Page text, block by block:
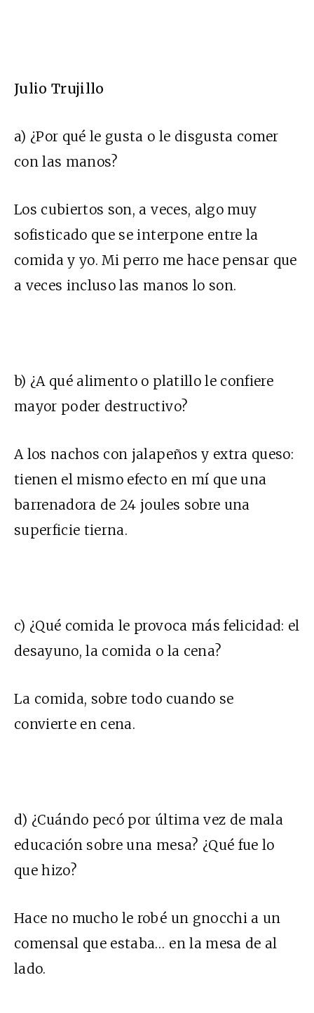
Julio Trujillo
a) ¿Por qué le gusta o le disgusta comer
con las manos?
Los cubiertos son, a veces, algo muy
sofisticado que se interpone entre la
comida y yo. Mi perro me hace pensar que
a veces incluso las manos lo son.
b) ¿A qué alimento o platillo le confiere
mayor poder destructivo?
A los nachos con jalapeños y extra queso:
tienen el mismo efecto en mí que una
barrenadora de 24 joules sobre una
superficie tierna.
c) ¿Qué comida le provoca más felicidad: el
desayuno, la comida o la cena?
La comida, sobre todo cuando se
convierte en cena.
d) ¿Cuándo pecó por última vez de mala
educación sobre una mesa? ¿Qué fue lo
que hizo?
Hace no mucho le robé un gnocchi a un
comensal que estaba… en la mesa de al
lado.